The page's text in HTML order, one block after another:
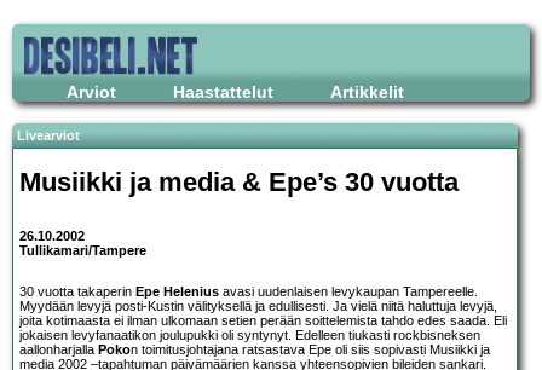
Arviot Haastattelut Artikkelit
Livearviot
Musiikki ja media & Epe’s 30 vuotta
26.10.2002
Tullikamari/Tampere
30 vuotta takaperin Epe Helenius avasi uudenlaisen levykaupan Tampereelle.
Myydään levyjä posti-Kustin välityksellä ja edullisesti. Ja vielä niitä haluttuja levyjä,
joita kotimaasta ei ilman ulkomaan setien perään soittelemista tahdo edes saada. Eli
jokaisen levyfanaatikon joulupukki oli syntynyt. Edelleen tiukasti rockbisneksen
aallonharjalla Pokon toimitusjohtajana ratsastava Epe oli siis sopivasti Musiikki ja
media 2002 –tapahtuman päivämäärien kanssa yhteensopivien bileiden sankari.